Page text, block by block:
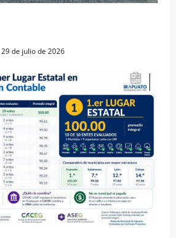
29 de julio de 2026